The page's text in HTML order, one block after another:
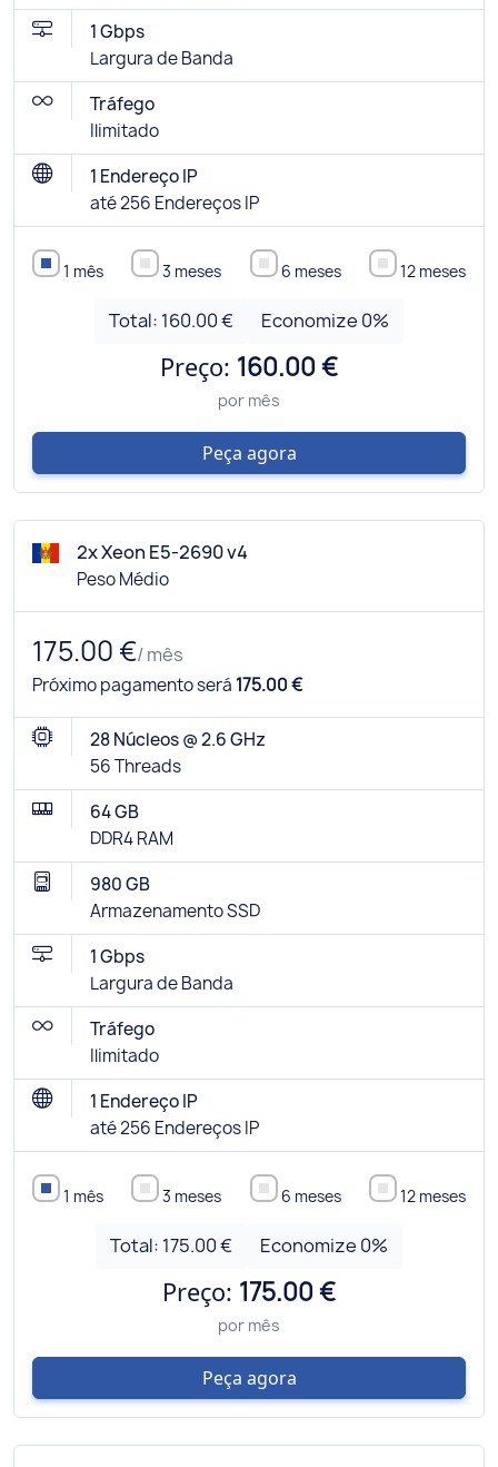
1 Gbps
Largura de Banda
Tráfego
Ilimitado
1 Endereço IP
até 256 Endereços IP
1 mês 3 meses 6 meses 12 meses
Total: 160.00 € Economize 0%
Preço: 160.00 €
por mês
Peça agora
2x Xeon E5-2690 v4
Peso Médio
175.00 €/ mês
Próximo pagamento será 175.00 €
28 Núcleos @ 2.6 GHz
56 Threads
64 GB
DDR4 RAM
980 GB
Armazenamento SSD
1 Gbps
Largura de Banda
Tráfego
Ilimitado
1 Endereço IP
até 256 Endereços IP
1 mês 3 meses 6 meses 12 meses
Total: 175.00 € Economize 0%
Preço: 175.00 €
por mês
Peça agora